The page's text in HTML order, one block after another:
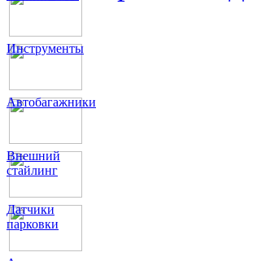
Инструменты
Автобагажники
Внешний
стайлинг
Датчики
парковки